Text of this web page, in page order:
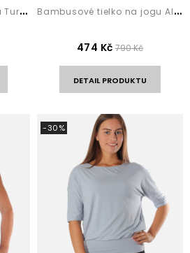
B
ambusové tielko Alisha Turquoise B
ambusové tielko na jogu Alisha Black
474 Kč 790 Kč
DETAIL PRODUKTU
-30%